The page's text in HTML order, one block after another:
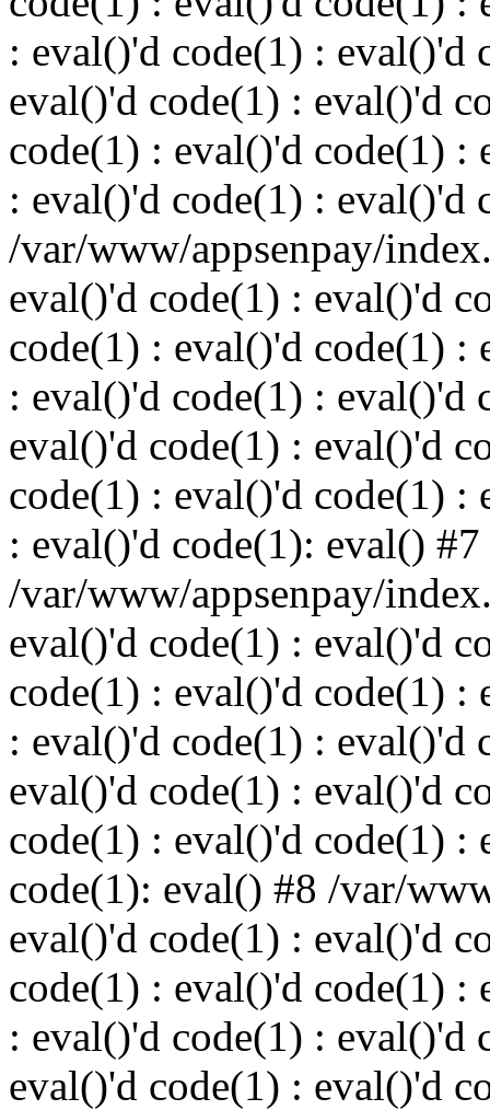
: eval()'d code(1) : eval()'d
eval()'d code(1) : eval()'d
code(1) : eval()'d code(1) :
: eval()'d code(1) : eval()'d
/var/www/appsenpay/
eval()'d code(1) : eval()'d
code(1) : eval()'d code(1) :
: eval()'d code(1) : eval()'d
eval()'d code(1) : eval()'d
code(1) : eval()'d code(1) :
: eval()'d code(1): eval() #7
/var/www/appsenpay/
eval()'d code(1) : eval()'d
code(1) : eval()'d code(1) :
: eval()'d code(1) : eval()'d
eval()'d code(1) : eval()'d
code(1) : eval()'d code(1) :
code(1): eval() #8 /var/
eval()'d code(1) : eval()'d
code(1) : eval()'d code(1) :
: eval()'d code(1) : eval()'d
eval()'d code(1) : eval()'d